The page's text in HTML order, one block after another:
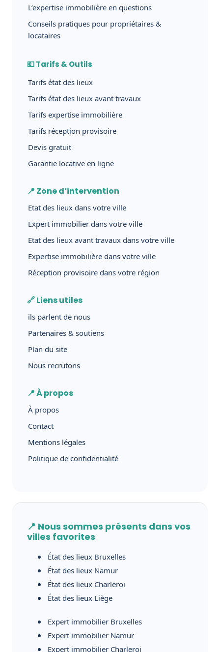
L’expertise immobilière en questions
Conseils pratiques pour propriétaires &
locataires
💶 Tarifs & Outils
Tarifs état des lieux
Tarifs état des lieux avant travaux
Tarifs expertise immobilière
Tarifs réception provisoire
Devis gratuit
Garantie locative en ligne
📍 Zone d’intervention
Etat des lieux dans votre ville
Expert immobilier dans votre ville
Etat des lieux avant travaux dans votre ville
Expertise immobilière dans votre ville
Réception provisoire dans votre région
🔗 Liens utiles
ils parlent de nous
Partenaires & soutiens
Plan du site
Nous recrutons
📍 À propos
À propos
Contact
Mentions légales
Politique de confidentialité
📍 Nous sommes présents dans vos
villes favorites
État des lieux Bruxelles
État des lieux Namur
État des lieux Charleroi
État des lieux Liège
Expert immobilier Bruxelles
Expert immobilier Namur
Expert immobilier Charleroi